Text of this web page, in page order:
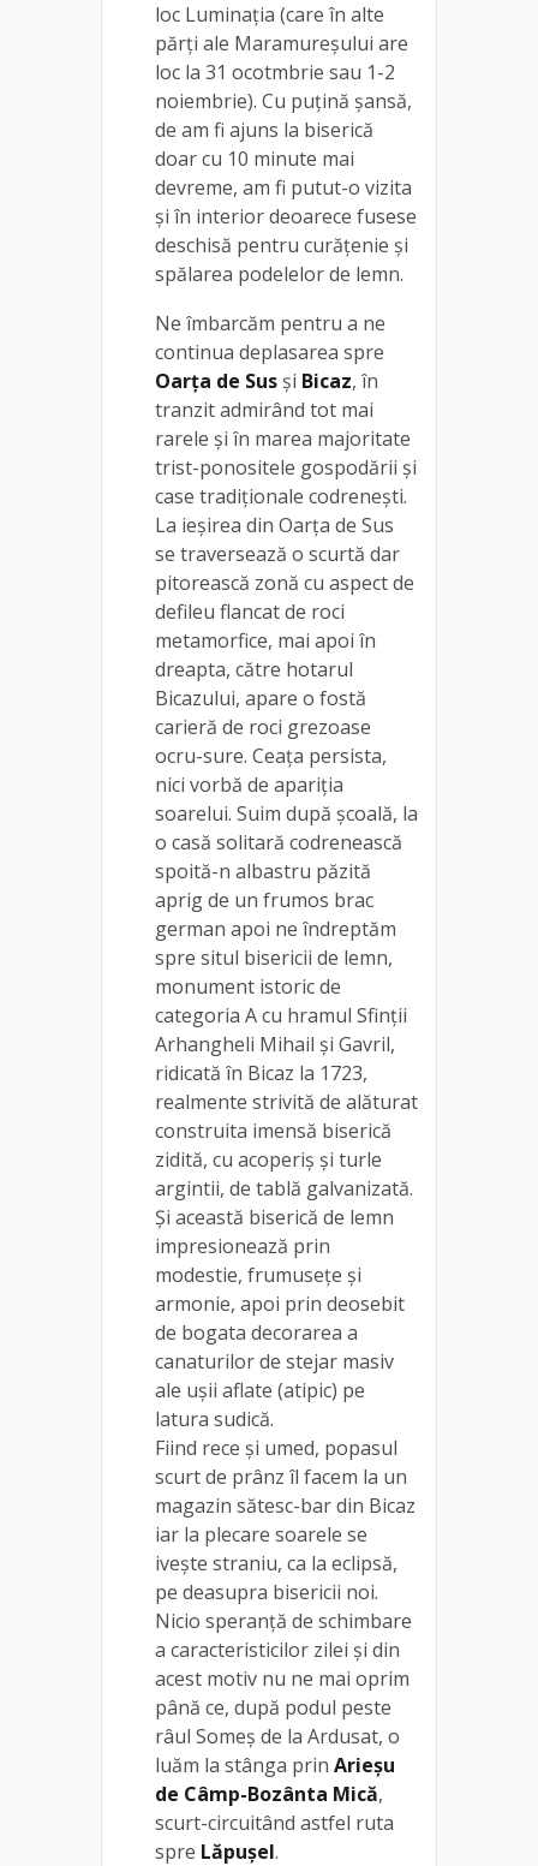
loc Luminația (care în alte
părți ale Maramureșului are
loc la 31 ocotmbrie sau 1-2
noiembrie). Cu puțină șansă,
de am fi ajuns la biserică
doar cu 10 minute mai
devreme, am fi putut-o vizita
și în interior deoarece fusese
deschisă pentru curățenie și
spălarea podelelor de lemn.
Ne îmbarcăm pentru a ne
continua deplasarea spre
Oarța de Sus și Bicaz, în
tranzit admirând tot mai
rarele și în marea majoritate
trist-ponositele gospodării și
case tradiționale codrenești.
La ieșirea din Oarța de Sus
se traversează o scurtă dar
pitorească zonă cu aspect de
defileu flancat de roci
metamorfice, mai apoi în
dreapta, către hotarul
Bicazului, apare o fostă
carieră de roci grezoase
ocru-sure. Ceața persista,
nici vorbă de apariția
soarelui. Suim după școală, la
o casă solitară codrenească
spoită-n albastru păzită
aprig de un frumos brac
german apoi ne îndreptăm
spre situl bisericii de lemn,
monument istoric de
categoria A cu hramul Sfinții
Arhangheli Mihail și Gavril,
ridicată în Bicaz la 1723,
realmente strivită de alăturat
construita imensă biserică
zidită, cu acoperiș și turle
argintii, de tablă galvanizată.
Și această biserică de lemn
impresionează prin
modestie, frumusețe și
armonie, apoi prin deosebit
de bogata decorarea a
canaturilor de stejar masiv
ale ușii aflate (atipic) pe
latura sudică.
Fiind rece și umed, popasul
scurt de prânz îl facem la un
magazin sătesc-bar din Bicaz
iar la plecare soarele se
ivește straniu, ca la eclipsă,
pe deasupra bisericii noi.
Nicio speranță de schimbare
a caracteristicilor zilei și din
acest motiv nu ne mai oprim
până ce, după podul peste
râul Someș de la Ardusat, o
luăm la stânga prin Arieșu
de Câmp-Bozânta Mică,
scurt-circuitând astfel ruta
spre Lăpușel.